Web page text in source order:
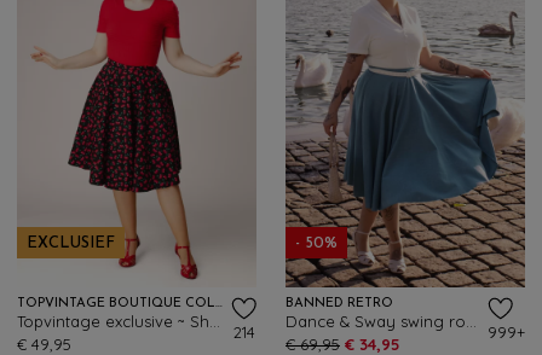
EXCLUSIEF
TOPVINTAGE BOUTIQUE COLLECTION
€ 49,95
214
- 50%
BANNED RETRO
€ 69,95 € 34,95
999+